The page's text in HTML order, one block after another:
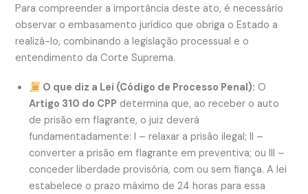
Para compreender a importância deste ato, é necessário
observar o embasamento jurídico que obriga o Estado a
realizá-lo, combinando a legislação processual e o
entendimento da Corte Suprema.
O que diz a Lei (Código de Processo Penal): O
Artigo 310 do CPP determina que, ao receber o auto
de prisão em flagrante, o juiz deverá
fundamentadamente: I – relaxar a prisão ilegal; II –
converter a prisão em flagrante em preventiva; ou III –
conceder liberdade provisória, com ou sem fiança. A lei
estabelece o prazo máximo de 24 horas para essa